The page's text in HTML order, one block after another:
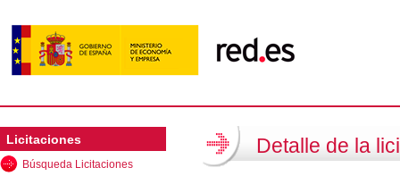
Licitaciones
Búsqueda Licitaciones
Detalle de la